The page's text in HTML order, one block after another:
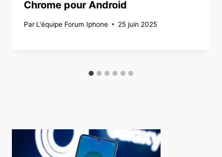
Chrome pour Android
Par L'équipe Forum Iphone 25 juin 2025